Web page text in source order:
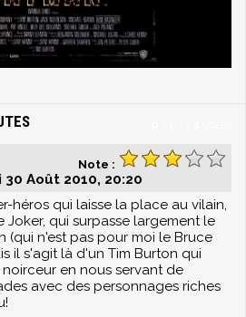
Note :
30 Août 2010, 20:20
héros qui laisse la place au vilain,
Joker, qui surpasse largement le
(qui n'est pas pour moi le Bruce
il s'agit là d'un Tim Burton qui
en nous servant de
avec des personnages riches